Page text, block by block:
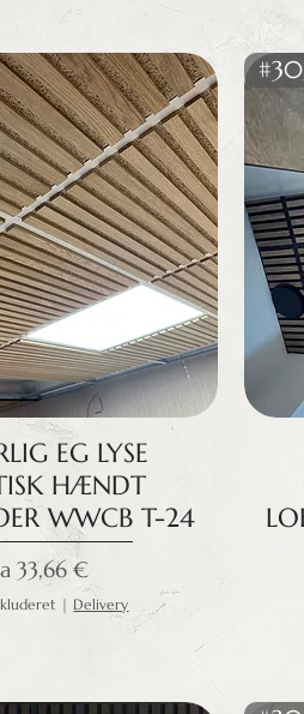
EG LYSE
HÆNDT
WWCB T-24
33,66 €
| Delivery